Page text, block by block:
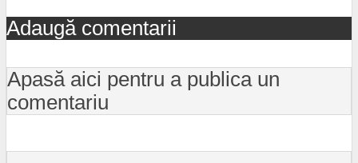
Adaugă comentarii
Apasă aici pentru a publica un
comentariu